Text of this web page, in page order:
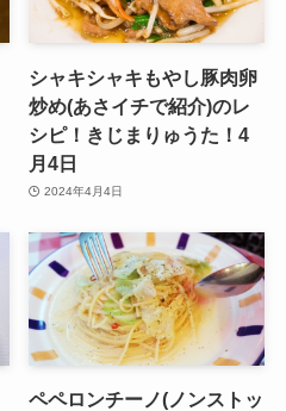
シャキシャキもやし豚肉卵
炒め(あさイチで紹介)のレ
シピ！きじまりゅうた！4
月4日
2024年4月4日
ペペロンチーノ(ノンストッ